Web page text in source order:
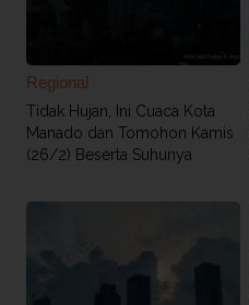
Regional
Tidak Hujan, Ini Cuaca Kota
Manado dan Tomohon Kamis
(26/2) Beserta Suhunya